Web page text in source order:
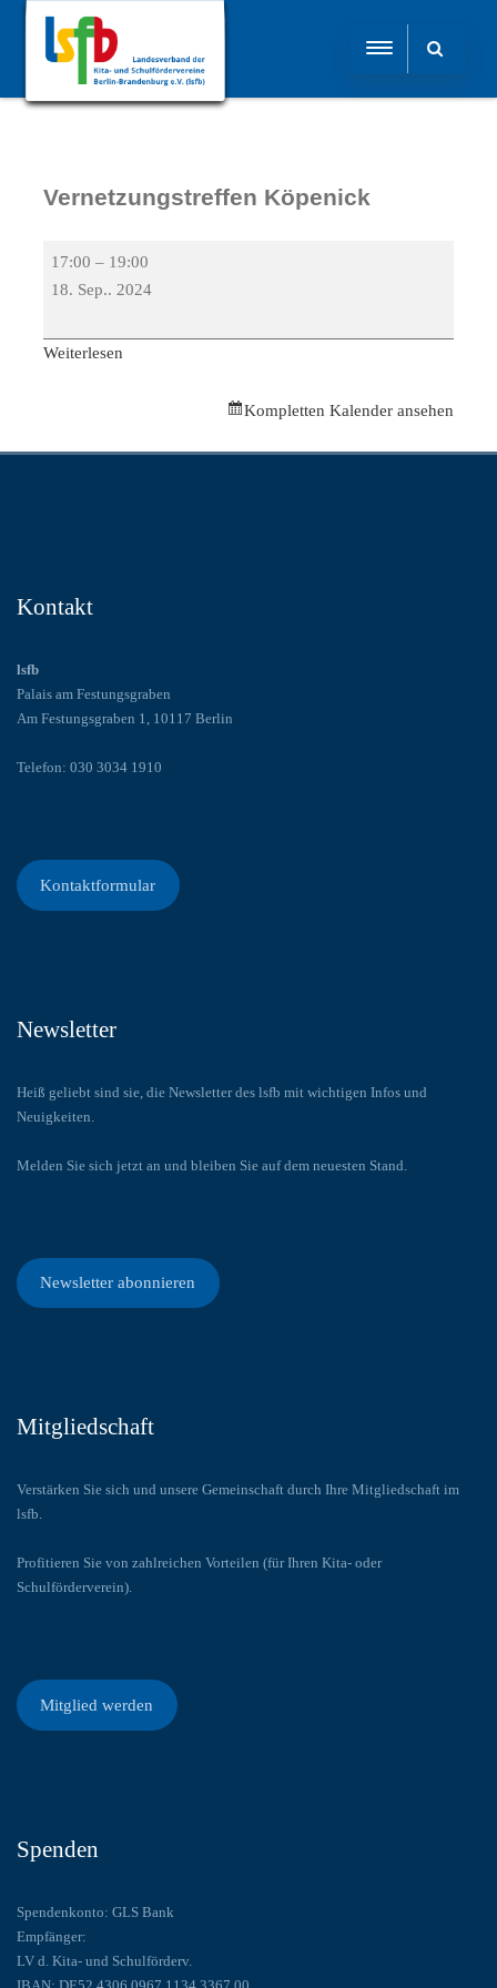
Vernetzungstreffen Köpenick
17:00 – 19:00
18. Sep.. 2024
Weiterlesen
Kompletten Kalender ansehen
Kontakt
lsfb
Palais am Festungsgraben
Am Festungsgraben 1, 10117 Berlin
Telefon: 030 3034 1910
Kontaktformular
Newsletter
Heiß geliebt sind sie, die Newsletter des lsfb mit wichtigen Infos und
Neuigkeiten.
Melden Sie sich jetzt an und bleiben Sie auf dem neuesten Stand.
Newsletter abonnieren
Mitgliedschaft
Verstärken Sie sich und unsere Gemeinschaft durch Ihre Mitgliedschaft im
lsfb.
Profitieren Sie von zahlreichen Vorteilen (für Ihren Kita- oder
Schulförderverein).
Mitglied werden
Spenden
Spendenkonto: GLS Bank
Empfänger:
LV d. Kita- und Schulförderv.
IBAN: DE52 4306 0967 1134 3367 00